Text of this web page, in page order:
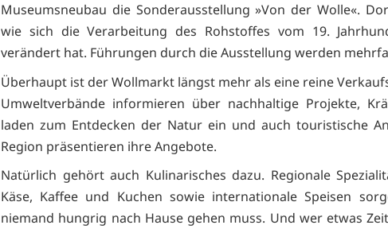
Museumsneubau die Sonderausstellung »Von der Wolle«.
wie sich die Verarbeitung des Rohstoffes vom 19.
verändert hat. Führungen durch die Ausstellung werden
Überhaupt ist der Wollmarkt längst mehr als eine reine
Umweltverbände informieren über nachhaltige Projekte,
laden zum Entdecken der Natur ein und auch touristische
Region präsentieren ihre Angebote.
Natürlich gehört auch Kulinarisches dazu. Regionale
Käse, Kaffee und Kuchen sowie internationale Speisen
niemand hungrig nach Hause gehen muss. Und wer etwas